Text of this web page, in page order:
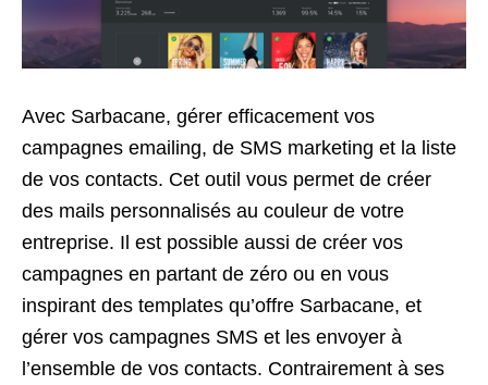
Avec Sarbacane, gérer efficacement vos
campagnes emailing, de SMS marketing et la liste
de vos contacts. Cet outil vous permet de créer
des mails personnalisés au couleur de votre
entreprise. Il est possible aussi de créer vos
campagnes en partant de zéro ou en vous
inspirant des templates qu’offre Sarbacane, et
gérer vos campagnes SMS et les envoyer à
l’ensemble de vos contacts. Contrairement à ses